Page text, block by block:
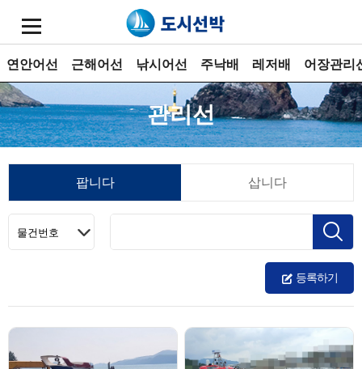
연안어선 근해어선 낚시어선 주낙배 레저배 어장관리
관리선
팝니다 삽니다
등록하기